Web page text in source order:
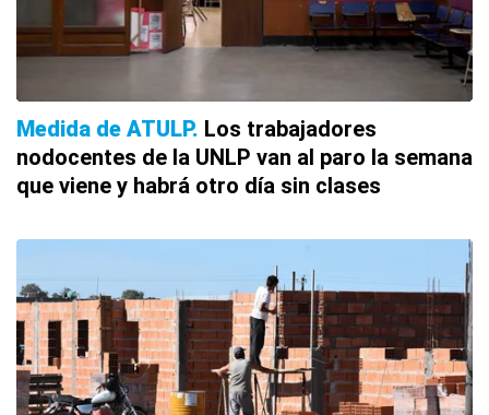
Medida de ATULP Los trabajadores
nodocentes de la UNLP van al paro la semana
que viene y habrá otro día sin clases